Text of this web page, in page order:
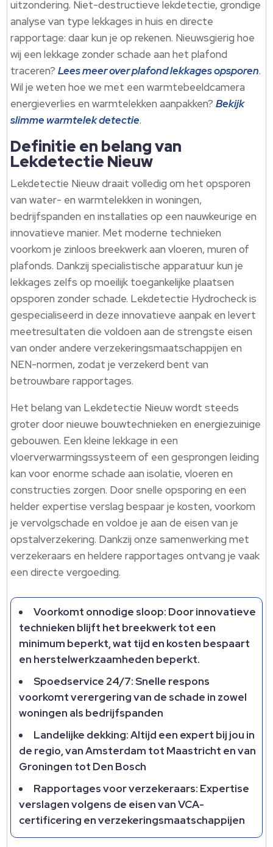
uitzondering. Niet-destructieve lekdetectie, grondige
analyse van type lekkages in huis en directe
rapportage: daar kun je op rekenen. Nieuwsgierig hoe
wij een lekkage zonder schade aan het plafond
traceren?Lees meer over plafond lekkages opsporen.
Wil je weten hoe we met een warmtebeeldcamera
energieverlies en warmtelekken aanpakken?Bekijk
slimme warmtelek detectie.
Definitie en belang van
Lekdetectie Nieuw
Lekdetectie Nieuw draait volledig om het opsporen
van water- en warmtelekken in woningen,
bedrijfspanden en installaties op een nauwkeurige en
innovatieve manier. Met moderne technieken
voorkom je zinloos breekwerk aan vloeren, muren of
plafonds. Dankzij specialistische apparatuur kun je
lekkages zelfs op moeilijk toegankelijke plaatsen
opsporen zonder schade. Lekdetectie Hydrocheck is
gespecialiseerd in deze innovatieve aanpak en levert
meetresultaten die voldoen aan de strengste eisen
van onder andere verzekeringsmaatschappijen en
NEN-normen, zodat je verzekerd bent van
betrouwbare rapportages.
Het belang van Lekdetectie Nieuw wordt steeds
groter door nieuwe bouwtechnieken en energiezuinige
gebouwen. Een kleine lekkage in een
vloerverwarmingssysteem of een gesprongen leiding
kan voor enorme schade aan isolatie, vloeren en
constructies zorgen. Door snelle opsporing en een
helder expertise verslag bespaar je kosten, voorkom
je vervolgschade en voldoe je aan de eisen van je
opstalverzekering. Dankzij onze samenwerking met
verzekeraars en heldere rapportages ontvang je vaak
een directe vergoeding.
Voorkomt onnodige sloop: Door innovatieve
technieken blijft het breekwerk tot een
minimum beperkt, wat tijd en kosten bespaart
en herstelwerkzaamheden beperkt.
Spoedservice 24/7: Snelle respons
voorkomt verergering van de schade in zowel
woningen als bedrijfspanden
Landelijke dekking: Altijd een expert bij jou in
de regio, van Amsterdam tot Maastricht en van
Groningen tot Den Bosch
Rapportages voor verzekeraars: Expertise
verslagen volgens de eisen van VCA-
certificering en verzekeringsmaatschappijen